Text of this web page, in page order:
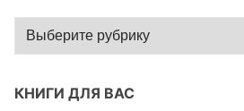
Статьи
по
КНИГИ ДЛЯ ВАС